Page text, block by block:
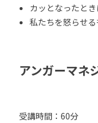
カッとなったと
私たちを怒らせ
アンガーマネ
受講時間：60分